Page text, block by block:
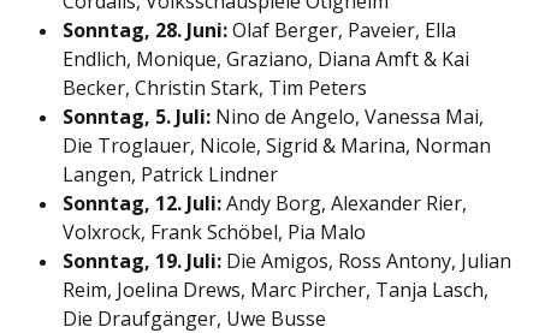
Sonntag, 28. Juni:Olaf Berger, Paveier, Ella
Endlich, Monique, Graziano, Diana Amft & Kai
Becker, Christin Stark, Tim Peters
Sonntag, 5. Juli: Nino de Angelo, Vanessa Mai,
Die Troglauer, Nicole, Sigrid & Marina, Norman
Langen, Patrick Lindner
Sonntag, 12. Juli:Andy Borg, Alexander Rier,
Volxrock, Frank Schöbel, Pia Malo
Sonntag, 19. Juli: Die Amigos, Ross Antony, Julian
Reim, Joelina Drews, Marc Pircher, Tanja Lasch,
Die Draufgänger, Uwe Busse